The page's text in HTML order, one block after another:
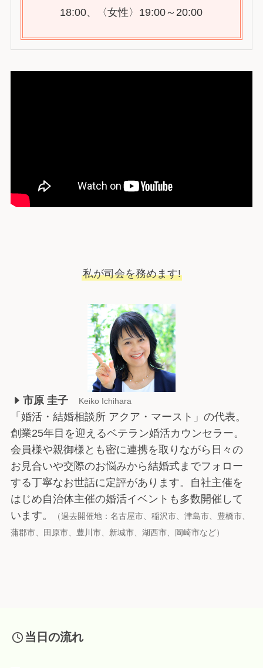
18:00、〈女性〉19:00～20:00
私が司会を務めます!
市原 圭子 Keiko Ichihara
「婚活・結婚相談所 アクア・マースト」の代表。
創業25年目を迎えるベテラン婚活カウンセラー。
会員様や親御様とも密に連携を取りながら日々の
お見合いや交際のお悩みから結婚式までフォロー
する丁寧なお世話に定評があります。自社主催を
はじめ自治体主催の婚活イベントも多数開催して
います。
（過去開催地：名古屋市、稲沢市、津島市、豊橋市、
蒲郡市、田原市、豊川市、新城市、湖西市、岡崎市など）
当日の流れ